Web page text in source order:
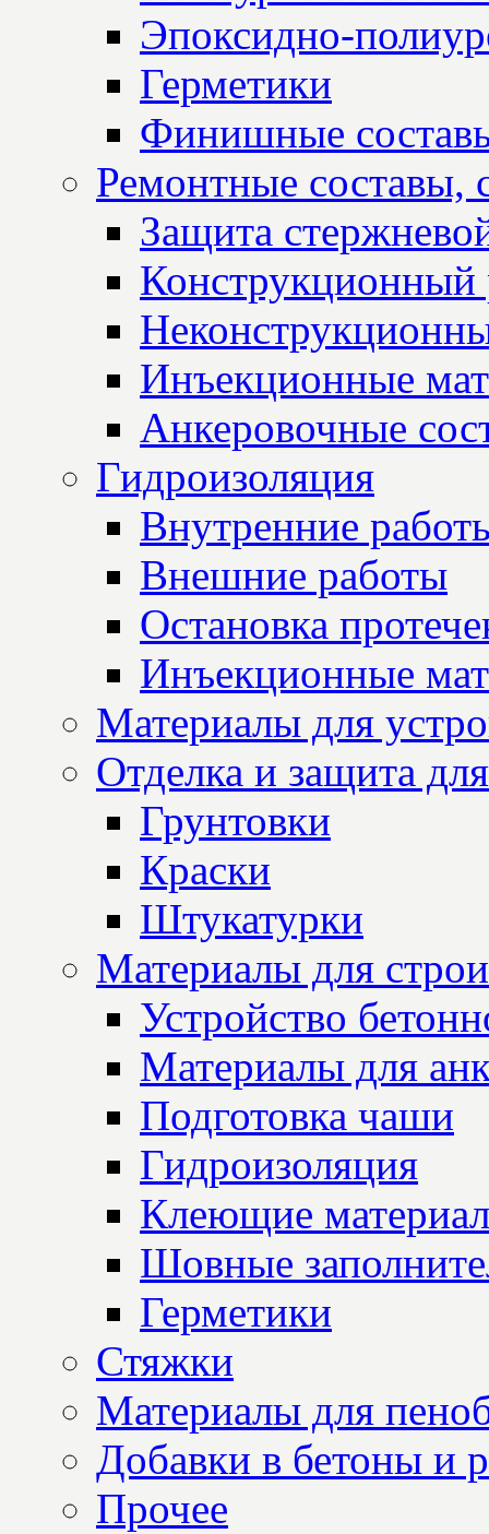
Эпоксидно-
Герметики
Финишные
Ремонтные составы,
Защита
Конструкционный
Инъекционные
Анкеровочные
Гидроизоляция
Внутренние
Внешние работы
Остановка
Инъекционные
Материалы для
Отделка и защита
Грунтовки
Краски
Штукатурки
Материалы для
Устройство
Материалы для
Подготовка чаши
Гидроизоляция
Клеющие
Шовные
Герметики
Стяжки
Материалы для
Добавки в бетоны и
Прочее